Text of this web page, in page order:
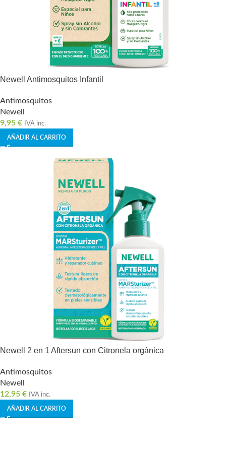
Newell Antimosquitos Infantil
Antimosquitos
Newell
9,95 € IVA inc.
AÑADIR AL CARRITO
Newell 2 en 1 Aftersun con Citronela orgánica
Antimosquitos
Newell
12,95 € IVA inc.
AÑADIR AL CARRITO